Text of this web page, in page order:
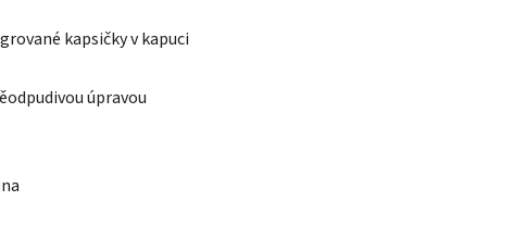
kapsičky v kapuci
úpravou